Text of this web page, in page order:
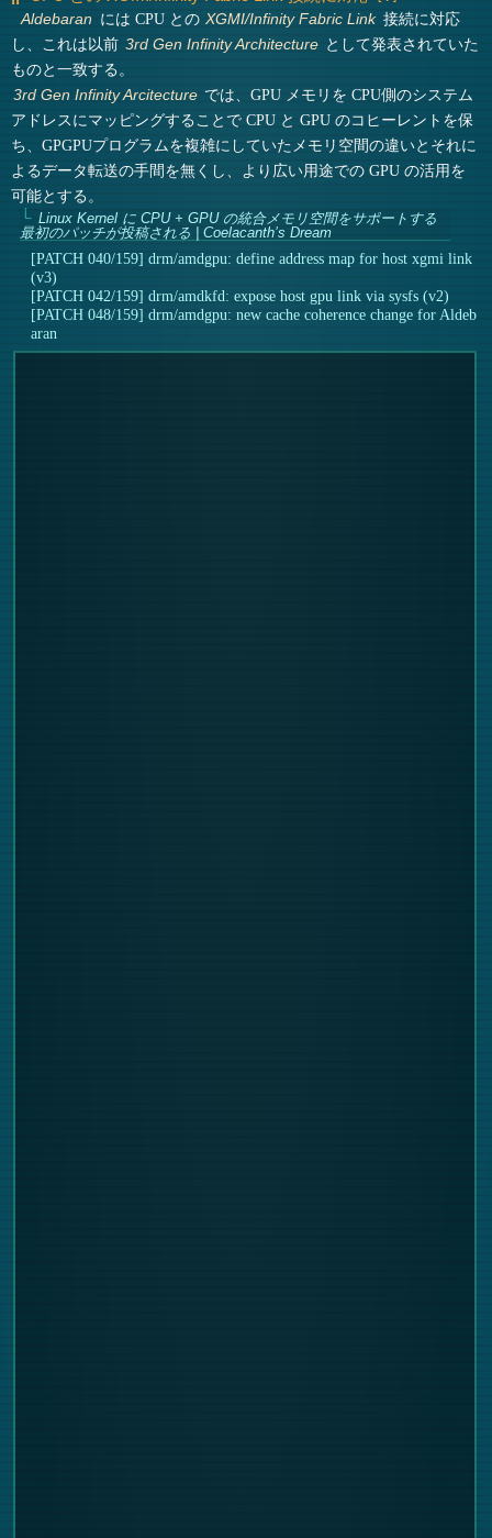
Aldebaran には CPU との XGMI/Infinity Fabric Link 接続に対応
し、これは以前 3rd Gen Infinity Architecture として発表されていた
ものと一致する。
3rd Gen Infinity Arcitecture では、GPU メモリを CPU側のシステム
アドレスにマッピングすることで CPU と GPU のコヒーレントを保
ち、GPGPUプログラムを複雑にしていたメモリ空間の違いとそれに
よるデータ転送の手間を無くし、より広い用途での GPU の活用を
可能とする。
Linux Kernel に CPU + GPU の統合メモリ空間をサポートする
最初のパッチが投稿される | Coelacanth’s Dream
[PATCH 040/159] drm/amdgpu: define address map for host xgmi link
(v3)
[PATCH 042/159] drm/amdkfd: expose host gpu link via sysfs (v2)
[PATCH 048/159] drm/amdgpu: new cache coherence change for Aldeb
aran